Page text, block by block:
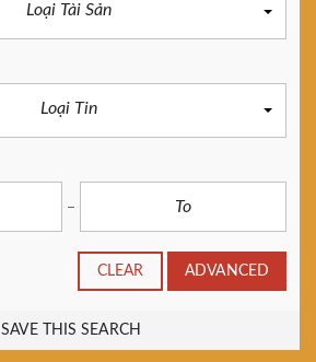
Loại Tài Sản
Loại Tin
CLEAR ADVANCED
SAVE THIS SEARCH